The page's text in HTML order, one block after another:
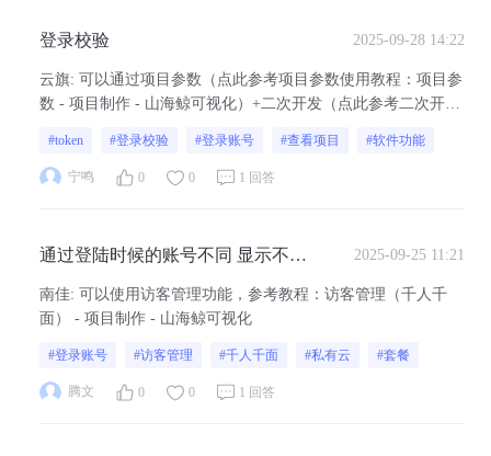
登录校验 2025-09-28 14:22
云旗: 可以通过项目参数（点此参考项目参数使用教程：项目参
数 - 项目制作 - 山海鲸可视化）+二次开发（点此参考二次开发
现：设置一个项目参数，通过项目发布链接打开项目的时候带
参数值传入，二开取参数值判断时效性，过期之后跳转首页，
#token #登录校验 #登录账号 #查看项目 #软件功能
宁鸣 0 0 1 回答
通过登陆时候的账号不同 显示不同
2025-09-25 11:21
南佳: 可以使用访客管理功能，参考教程：访客管理（千人千
面） - 项目制作 - 山海鲸可视化
#登录账号 #访客管理 #千人千面 #私有云 #套餐
腾文 0 0 1 回答